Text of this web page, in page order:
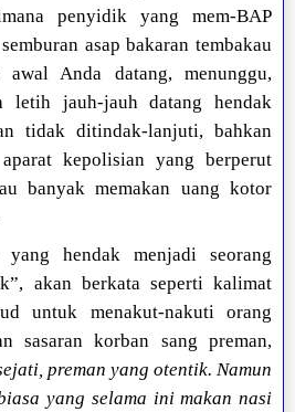
penyidik yang mem-BAP
asap bakaran tembakau
Anda datang, menunggu,
letih jauh-jauh datang hendak
tidak ditindak-lanjuti, bahkan
kepolisian yang berperut
banyak memakan uang kotor
yang hendak menjadi seorang
akan berkata seperti kalimat
untuk menakut-nakuti orang
sasaran korban sang preman,
preman yang otentik. Namun
yang selama ini makan nasi